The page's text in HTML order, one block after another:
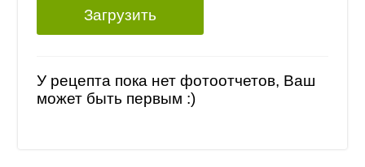
Загрузить
У рецепта пока нет фотоотчетов, Ваш
может быть первым :)